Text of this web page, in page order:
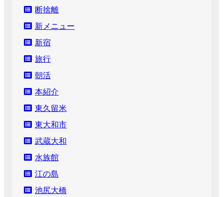
断捨離
新メニュー
新宿
旅行
朝活
本紹介
東久留米
東大和市
武蔵大和
水族館
江の島
池尻大橋